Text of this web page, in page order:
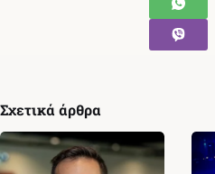
Σχετικά άρθρα